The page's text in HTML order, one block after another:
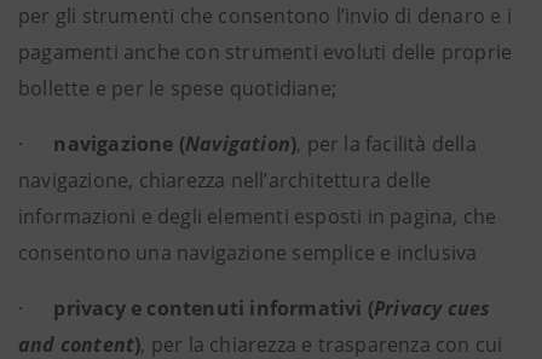
per gli strumenti che consentono l’invio di denaro e i
pagamenti anche con strumenti evoluti delle proprie
bollette e per le spese quotidiane;
· navigazione (Navigation), per la facilità della
navigazione, chiarezza nell’architettura delle
informazioni e degli elementi esposti in pagina, che
consentono una navigazione semplice e inclusiva
· privacy e contenuti informativi (Privacy cues
and content), per la chiarezza e trasparenza con cui